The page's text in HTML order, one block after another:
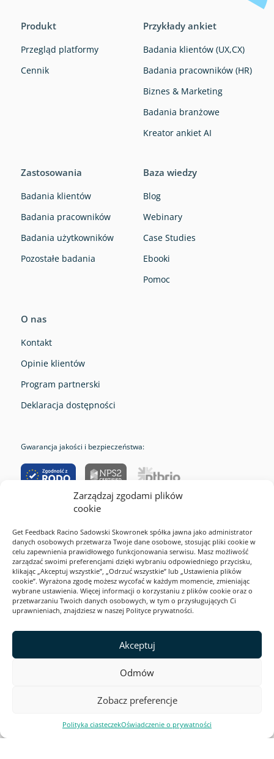
Zarządzaj zgodami plików
cookie
Get Feedback Racino Sadowski Skowronek spółka jawna jako administrator
danych osobowych przetwarza Twoje dane osobowe, stosując pliki cookie w
celu zapewnienia prawidłowego funkcjonowania serwisu. Masz możliwość
zarządzać swoimi preferencjami dzięki wybraniu odpowiedniego przycisku,
klikając „Akceptuj wszystkie”, „Odrzuć wszystkie” lub „Ustawienia plików
cookie”. Wyrażona zgodę możesz wycofać w każdym momencie, zmieniając
wybrane ustawienia. Więcej informacji o korzystaniu z plików cookie oraz o
przetwarzaniu Twoich danych osobowych, w tym o przysługujących Ci
uprawnieniach, znajdziesz w naszej Polityce prywatności.
Akceptuj
Odmów
Zobacz preferencje
Polityka ciasteczekOświadczenie o prywatności
Produkt
Przegląd platformy
Cennik
Przykłady ankiet
Badania klientów (UX,CX)
Badania pracowników (HR)
Biznes & Marketing
Badania branżowe
Kreator ankiet AI
Zastosowania
Badania klientów
Badania pracowników
Badania użytkowników
Pozostałe badania
Baza wiedzy
Blog
Webinary
Case Studies
Ebooki
Pomoc
O nas
Kontakt
Opinie klientów
Program partnerski
Deklaracja dostępności
Gwarancja jakości i bezpieczeństwa:
2026 Webankieta
Regulamin serwisu
Polityka prywatności
Cookies
RODO
Ta strona jest zabezpieczona przez reCAPTCHA i Google. Obowiązują